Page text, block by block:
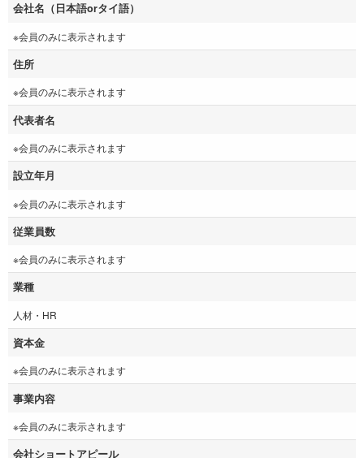
会社名（日本語orタイ語）
※会員のみに表示されます
住所
※会員のみに表示されます
代表者名
※会員のみに表示されます
設立年月
※会員のみに表示されます
従業員数
※会員のみに表示されます
業種
人材・HR
資本金
※会員のみに表示されます
事業内容
※会員のみに表示されます
会社ショートアピール